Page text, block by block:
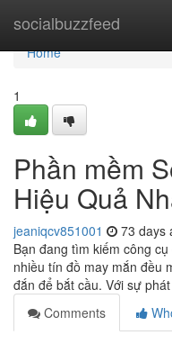
socialbuzzfeed
Home
Home
1
Phần mềm
Hiệu Quả
jeaniqcv851001 73 days
Bạn đang tìm kiếm công
nhiều tín đồ may mắn đều
đắn để bắt cầu. Với sự
Comments